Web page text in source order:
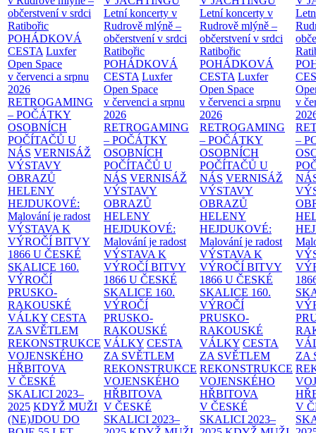
občerstvení v srdci
Ratibořic
POHÁDKOVÁ
CESTA Luxfer
Open Space
v červenci a srpnu
2026
RETROGAMING
– POČÁTKY
OSOBNÍCH
POČÍTAČŮ U
NÁS VERNISÁŽ
VÝSTAVY
OBRAZŮ
HELENY
HEJDUKOVÉ:
Malování je radost
VÝSTAVA K
VÝROČÍ BITVY
1866 U ČESKÉ
SKALICE 160.
VÝROČÍ
PRUSKO-
RAKOUSKÉ
VÁLKY CESTA
ZA SVĚTLEM
REKONSTRUKCE
VOJENSKÉHO
HŘBITOVA
V ČESKÉ
SKALICI 2023–
2025 KDYŽ MUŽI
(NE)JDOU DO
Letní koncerty v
Rudrově mlýně –
občerstvení v srdci
Ratibořic
POHÁDKOVÁ
CESTA Luxfer
Open Space
v červenci a srpnu
2026
RETROGAMING
– POČÁTKY
OSOBNÍCH
POČÍTAČŮ U
NÁS VERNISÁŽ
VÝSTAVY
OBRAZŮ
HELENY
HEJDUKOVÉ:
Malování je radost
VÝSTAVA K
VÝROČÍ BITVY
1866 U ČESKÉ
SKALICE 160.
VÝROČÍ
PRUSKO-
RAKOUSKÉ
VÁLKY CESTA
ZA SVĚTLEM
REKONSTRUKCE
VOJENSKÉHO
HŘBITOVA
V ČESKÉ
SKALICI 2023–
Letní koncerty v
Rudrově mlýně –
občerstvení v srdci
Ratibořic
POHÁDKOVÁ
CESTA Luxfer
Open Space
v červenci a srpnu
2026
RETROGAMING
– POČÁTKY
OSOBNÍCH
POČÍTAČŮ U
NÁS VERNISÁŽ
VÝSTAVY
OBRAZŮ
HELENY
HEJDUKOVÉ:
Malování je radost
VÝSTAVA K
VÝROČÍ BITVY
1866 U ČESKÉ
SKALICE 160.
VÝROČÍ
PRUSKO-
RAKOUSKÉ
VÁLKY CESTA
ZA SVĚTLEM
REKONSTRUKCE
VOJENSKÉHO
HŘBITOVA
V ČESKÉ
SKALICI 2023–
v
–
ZA
V